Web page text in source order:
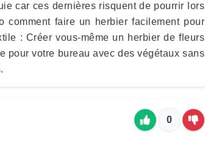
car ces dernières risquent de pourrir lors
comment faire un herbier facilement pour
: Créer vous-même un herbier de fleurs
pour votre bureau avec des végétaux sans
0